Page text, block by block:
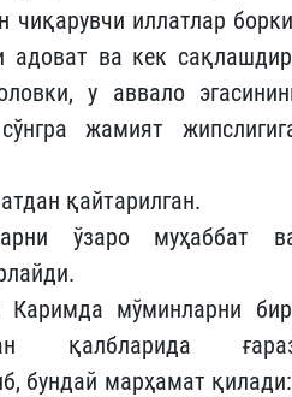
чиқарувчи иллатлар
адоват ва кек
у аввало
жамият
қайтарилган.
ўзаро муҳаббат
Каримда мўминларни
қалбларида
бундай марҳамат